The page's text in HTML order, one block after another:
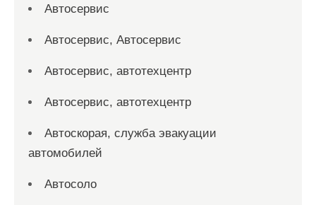
Автосервис
Автосервис, Автосервис
Автосервис, автотехцентр
Автосервис, автотехцентр
Автоскорая, служба эвакуации
автомобилей
Автосоло